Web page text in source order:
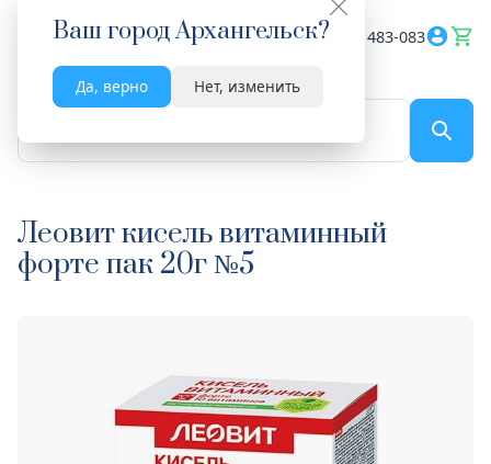
Ваш городАрхангельск?
Да, верно Нет, изменить
Весь сайт 8182 483-083
Леовит кисель витаминный
форте пак 20г №5